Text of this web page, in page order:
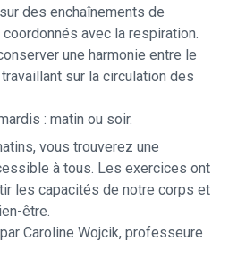
des enchaînements de
avec la respiration.
une harmonie entre le
sur la circulation des
: matin ou soir.
vous trouverez une
à tous. Les exercices ont
les capacités de notre corps et
être.
Caroline Wojcik, professeure